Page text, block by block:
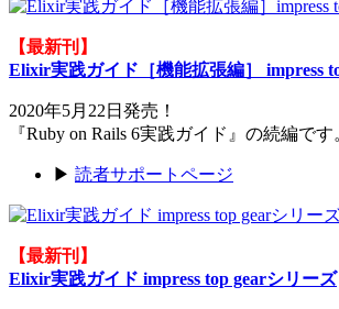
【最新刊】
Elixir実践ガイド［機能拡張編］ impress
2020年5月22日発売！
『Ruby on Rails 6実践ガイド』の続編です
▶ 読者サポートページ
【最新刊】
Elixir実践ガイド impress top gearシリーズ